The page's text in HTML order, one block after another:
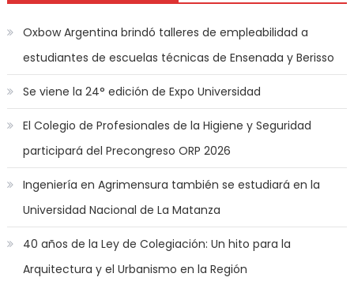
Oxbow Argentina brindó talleres de empleabilidad a
estudiantes de escuelas técnicas de Ensenada y Berisso
Se viene la 24° edición de Expo Universidad
El Colegio de Profesionales de la Higiene y Seguridad
participará del Precongreso ORP 2026
Ingeniería en Agrimensura también se estudiará en la
Universidad Nacional de La Matanza
40 años de la Ley de Colegiación: Un hito para la
Arquitectura y el Urbanismo en la Región